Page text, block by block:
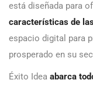
está diseñada para
características de
espacio digital para
prosperado en su
Éxito Idea abarca